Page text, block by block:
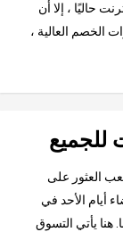
حاليًا ، إلا أن
الخصم العالية ،
للجميع
العثور على
أيام الأحد في
هنا يأتي التسوق